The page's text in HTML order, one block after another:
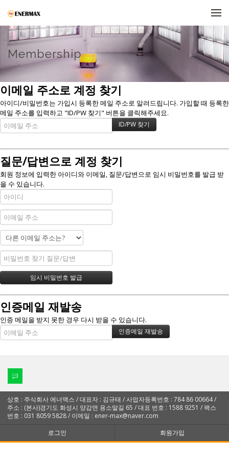
Membership
이메일 주소로 계정 찾기
아이디/비밀번호는 가입시 등록한 메일 주소로 알려드립니다. 가입할 때 등록한
메일 주소를 입력하고 "ID/PW 찾기" 버튼을 클릭해주세요.
질문/답변으로 계정 찾기
회원 정보에 입력한 아이디와 이메일, 질문/답변으로 임시 비밀번호를 발급 받
을 수 있습니다.
인증메일 재발송
인증 메일을 받지 못한 경우 다시 받을 수 있습니다.
상호 : 주식회사 에너맥스 / 대표자 : 김규태 / 사업자등록번호 : 784 86 00664 /
주소 : (본사)경기도 화성시 양감면 용소말길 65 / 대표 번호 : 1588 9251 / 팩스
번호 : 031 8059 5828 / 이메일 : ener-max@naver.com
로그인
회원가입